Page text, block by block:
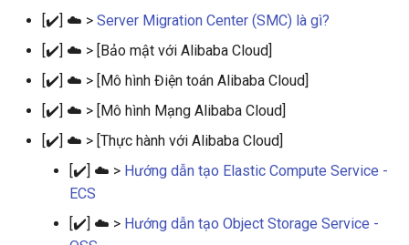
[✔️] ☁️ > Server Migration Center (SMC) là gì?
[✔️] ☁️ > [Bảo mật với Alibaba Cloud]
[✔️] ☁️ > [Mô hình Điện toán Alibaba Cloud]
[✔️] ☁️ > [Mô hình Mạng Alibaba Cloud]
[✔️] ☁️ > [Thực hành với Alibaba Cloud]
[✔️] ☁️ > Hướng dẫn tạo Elastic Compute Service -
ECS
[✔️] ☁️ > Hướng dẫn tạo Object Storage Service -